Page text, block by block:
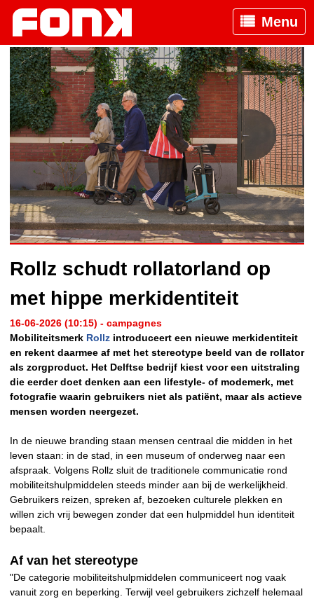
Menu
Rollz schudt rollatorland op
met hippe merkidentiteit
16-06-2026 (10:15) - campagnes
Mobiliteitsmerk Rollz introduceert een nieuwe merkidentiteit
en rekent daarmee af met het stereotype beeld van de rollator
als zorgproduct. Het Delftse bedrijf kiest voor een uitstraling
die eerder doet denken aan een lifestyle- of modemerk, met
fotografie waarin gebruikers niet als patiënt, maar als actieve
mensen worden neergezet.
In de nieuwe branding staan mensen centraal die midden in het
leven staan: in de stad, in een museum of onderweg naar een
afspraak. Volgens Rollz sluit de traditionele communicatie rond
mobiliteitshulpmiddelen steeds minder aan bij de werkelijkheid.
Gebruikers reizen, spreken af, bezoeken culturele plekken en
willen zich vrij bewegen zonder dat een hulpmiddel hun identiteit
bepaalt.
Af van het stereotype
"De categorie mobiliteitshulpmiddelen communiceert nog vaak
vanuit zorg en beperking. Terwijl veel gebruikers zichzelf helemaal